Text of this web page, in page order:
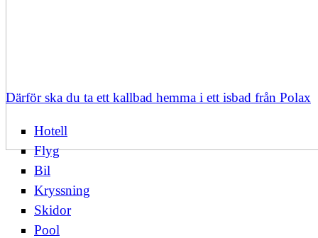
Därför ska du ta ett kallbad hemma i ett isbad från Polax
Hotell
Flyg
Bil
Kryssning
Skidor
Pool